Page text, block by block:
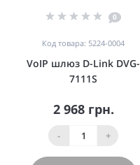
0
Код товара: 5224-0004
VoIP шлюз D-Link DVG-
7111S
2 968 грн.
- +